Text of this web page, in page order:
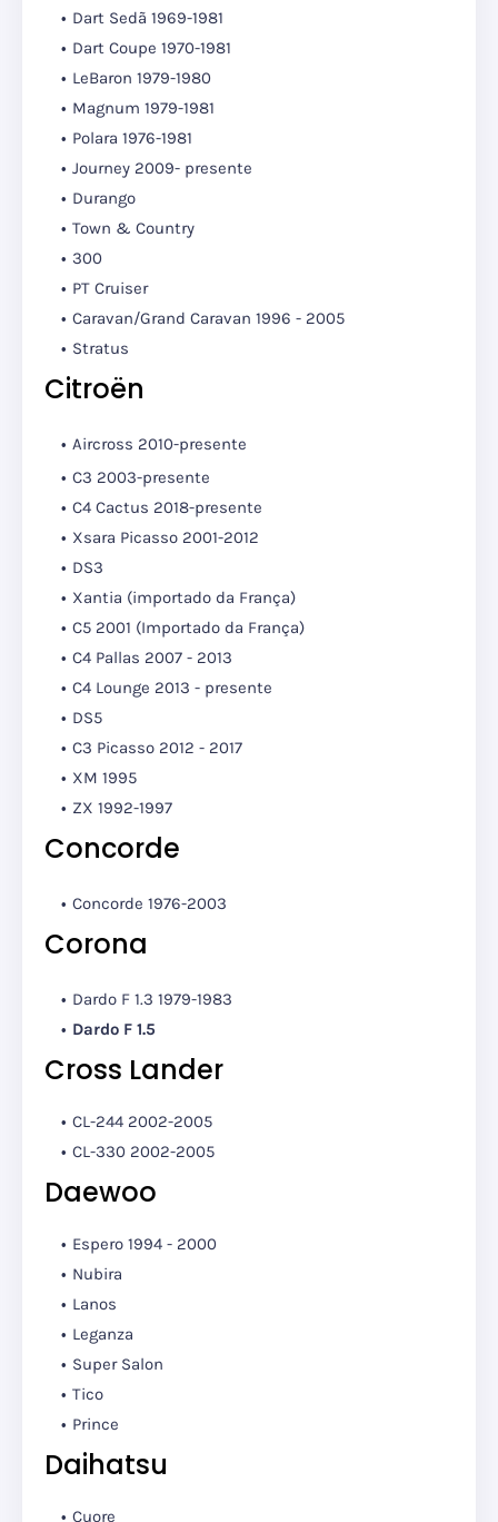
Dart Sedã 1969-1981
Dart Coupe 1970-1981
LeBaron 1979-1980
Magnum 1979-1981
Polara 1976-1981
Journey 2009- presente
Durango
Town & Country
300
PT Cruiser
Caravan/Grand Caravan 1996 - 2005
Stratus
Citroën
Aircross 2010-presente
C3 2003-presente
C4 Cactus 2018-presente
Xsara Picasso 2001-2012
DS3
Xantia (importado da França)
C5 2001 (Importado da França)
C4 Pallas 2007 - 2013
C4 Lounge 2013 - presente
DS5
C3 Picasso 2012 - 2017
XM 1995
ZX 1992-1997
Concorde
Concorde 1976-2003
Corona
Dardo F 1.3 1979-1983
Dardo F 1.5
Cross Lander
CL-244 2002-2005
CL-330 2002-2005
Daewoo
Espero 1994 - 2000
Nubira
Lanos
Leganza
Super Salon
Tico
Prince
Daihatsu
Cuore